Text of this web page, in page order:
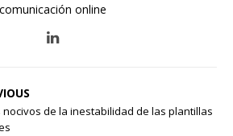
comunicación online
nocivos de la inestabilidad de las plantillas